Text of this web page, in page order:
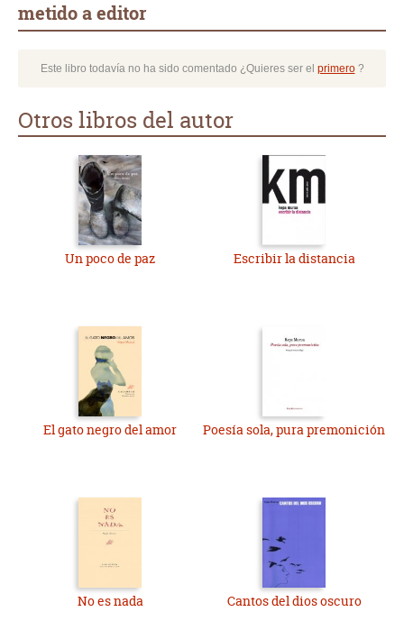
metido a editor
Este libro todavía no ha sido comentado ¿Quieres ser el primero?
Otros libros del autor
Un poco de paz Escribir la distancia
El gato negro del amor Poesía sola, pura premonición
No es nada Cantos del dios oscuro